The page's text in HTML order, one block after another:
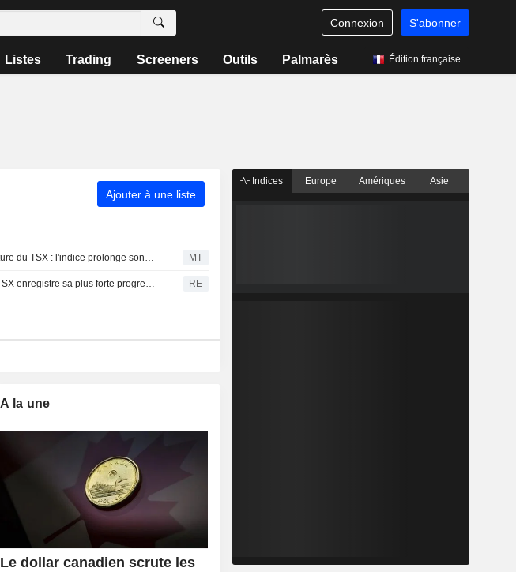
Connexion S'abonner
Listes Trading Screeners Outils Palmarès Édition française
Ajouter à une liste
Clôture du TSX : l'indice prolonge son rallye et atteint un nouveau record au-delà des 36 000 points grâce à un solide rapport sur l'emploi MT
Le TSX enregistre sa plus forte progression hebdomadaire en quatre mois, les paris sur une hausse des taux de la Fed s'estompant RE
A la une
Le dollar canadien scrute les
Indices Europe Amériques Asie